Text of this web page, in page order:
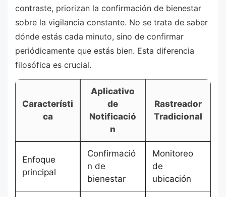
contraste, priorizan la confirmación de bienestar
sobre la vigilancia constante. No se trata de saber
dónde estás cada minuto, sino de confirmar
periódicamente que estás bien. Esta diferencia
filosófica es crucial.
Característi
ca
Aplicativo
de
Notificació
n
Rastreador
Tradicional
Enfoque
principal
Confirmació
n de
bienestar
Monitoreo
de
ubicación